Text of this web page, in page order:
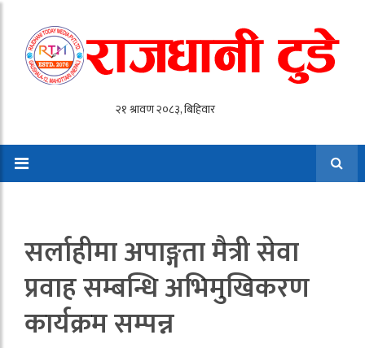
सर्लाहीमा अपाङ्गता मैत्री सेवा
प्रवाह सम्बन्धि अभिमुखिकरण
कार्यक्रम सम्पन्न